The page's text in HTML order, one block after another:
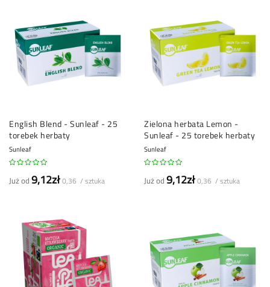
English Blend - Sunleaf - 25
torebek herbaty
Sunleaf
Już od 9,12zł0,36 / sztuka
Zielona herbata Lemon -
Sunleaf - 25 torebek herbaty
Sunleaf
Już od 9,12zł0,36 / sztuka